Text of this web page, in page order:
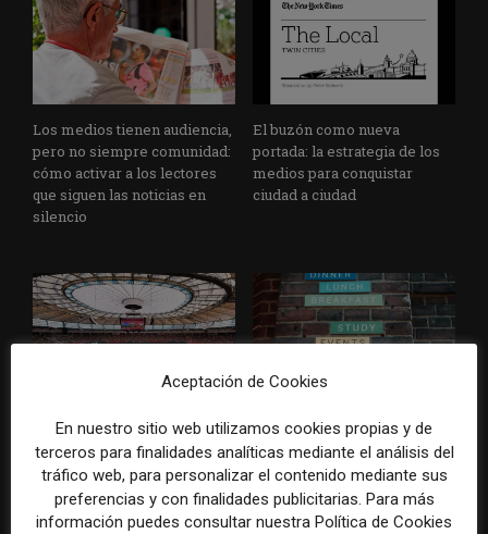
Los medios tienen audiencia,
pero no siempre comunidad:
cómo activar a los lectores
que siguen las noticias en
silencio
El buzón como nueva
portada: la estrategia de los
medios para conquistar
ciudad a ciudad
Cómo adelantarse a los
resúmenes con IA de Google
en las noticias de última hora:
el ejemplo de USA Today
durante el Mundial de...
Cuando el lector ya no llega
al medio, el medio tiene que
llegar a sus rutinas
Aceptación de Cookies
En nuestro sitio web utilizamos cookies propias y de
terceros para finalidades analíticas mediante el análisis del
tráfico web, para personalizar el contenido mediante sus
preferencias y con finalidades publicitarias. Para más
información puedes consultar nuestra Política de Cookies